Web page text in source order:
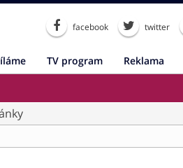
facebook twitter
TV program Reklama